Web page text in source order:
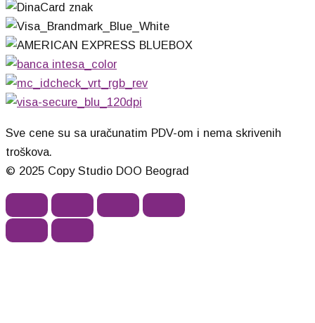
Sve cene su sa uračunatim PDV-om i nema skrivenih
troškova.
© 2025 Copy Studio DOO Beograd